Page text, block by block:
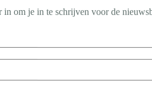
in om je in te schrijven voor de